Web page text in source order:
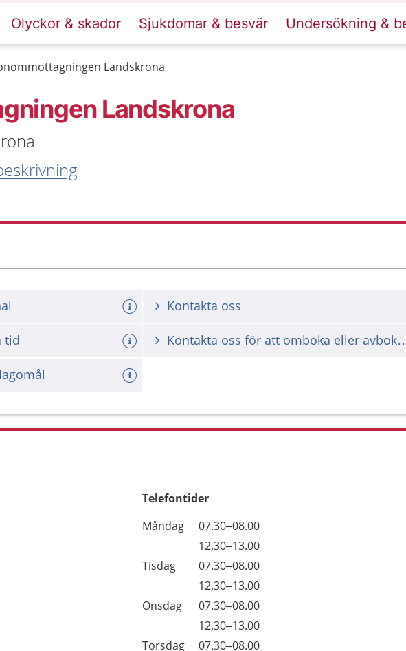
Olyckor & skador Sjukdomar & besvär Undersökning &
Landskrona
Landskrona
Kontakta oss
tid Kontakta oss för
Telefontider
Dag
Öppettider
Kommentarer
Måndag
07.30–08.00
12.30–13.00
Tisdag
07.30–08.00
12.30–13.00
Onsdag
07.30–08.00
12.30–13.00
Torsdag
07.30–08.00